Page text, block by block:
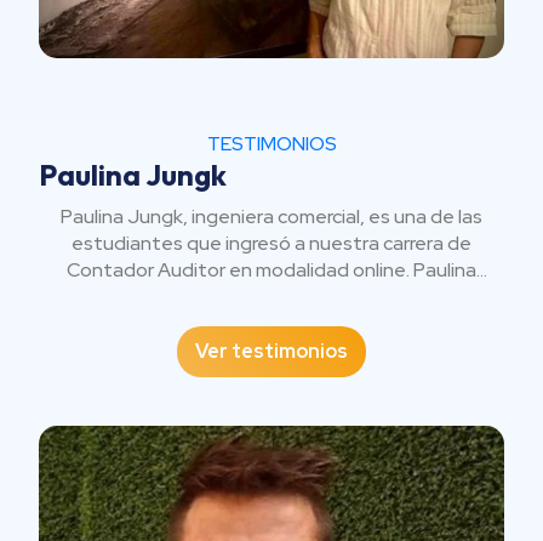
TESTIMONIOS
Paulina Jungk
Paulina Jungk, ingeniera comercial, es una de las
estudiantes que ingresó a nuestra carrera de
Contador Auditor en modalidad online. Paulina
Cuenta que, a lo largo de su vida, por distintos
motivos, “siempre he tenido contacto con
contadores, muchos de ellos amigos empresarios
“Decidí lanzarme aprovechando que, ahora con la
pandemia, se han abierto un montón de opciones
de buenas carreras online”, agrega nuestra
estudiante Advance.
Ver testimonios